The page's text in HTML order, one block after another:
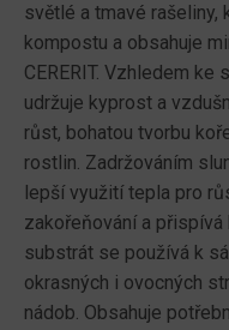
světlé a tmavé rašeliny,
kompostu a obsahuje
CERERIT. Vzhledem
udržuje kyprost a
růst, bohatou tvorbu
rostlin. Zadržováním
lepší využití tepla pro
zakořeňování a přispívá
substrát se používá k
okrasných i ovocných
nádob. Obsahuje